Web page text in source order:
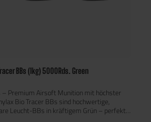
BBs (1kg) 5000Rds. Green
– Premium Airsoft Munition mit höchster
Leucht-BBs in kräftigem Grün – perfekt